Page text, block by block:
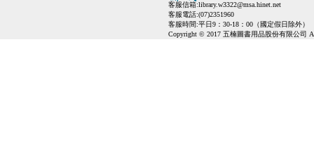
客服信箱:library.w3322@msa.hinet.net
客服電話:(07)2351960
客服時間:平日9：30-18：00（國定假日除外）
Copyright © 2017 五楠圖書用品股份有限公司